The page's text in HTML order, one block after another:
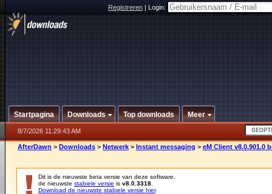
Registreren|Login:
Startpagina Downloads Top downloads Meer
8/7/2026 11:29:43 AM
AfterDawn > Downloads > Netwerk > Instant messaging > eM Client v8.0.901.0
Dit is de nieuwste beta versie van deze software.
de nieuwste stabiele versie is v8.0.3318
Download de nieuwste stabiele versie hier.